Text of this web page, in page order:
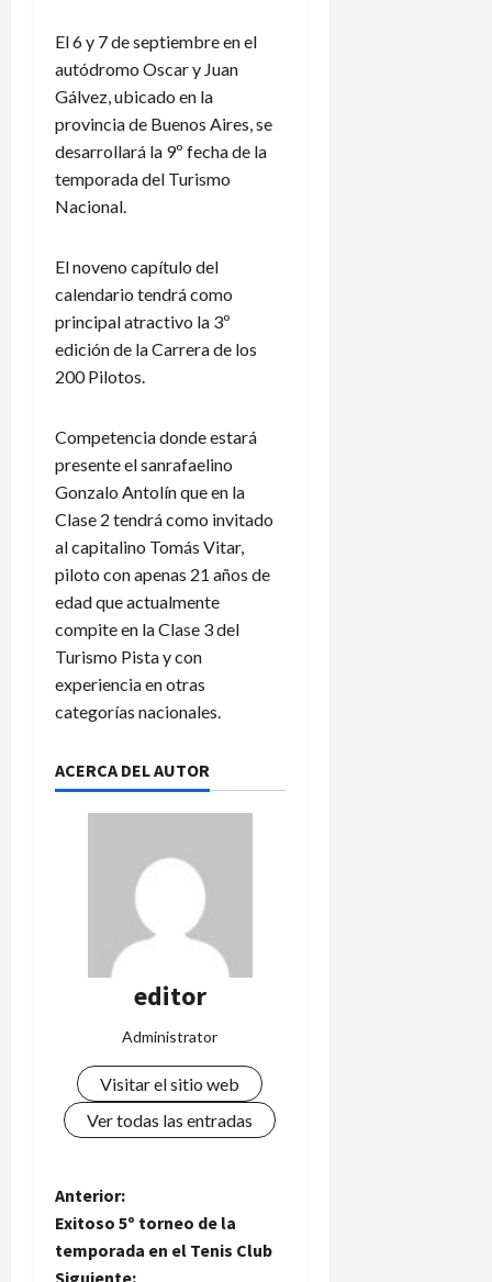
El 6 y 7 de septiembre en el
autódromo Oscar y Juan
Gálvez, ubicado en la
provincia de Buenos Aires, se
desarrollará la 9º fecha de la
temporada del Turismo
Nacional.
El noveno capítulo del
calendario tendrá como
principal atractivo la 3º
edición de la Carrera de los
200 Pilotos.
Competencia donde estará
presente el sanrafaelino
Gonzalo Antolín que en la
Clase 2 tendrá como invitado
al capitalino Tomás Vitar,
piloto con apenas 21 años de
edad que actualmente
compite en la Clase 3 del
Turismo Pista y con
experiencia en otras
categorías nacionales.
ACERCA DEL AUTOR
editor
Administrator
Visitar el sitio web
Ver todas las entradas
N
a
Anterior:
Exitoso 5º torneo de la
temporada en el Tenis Club